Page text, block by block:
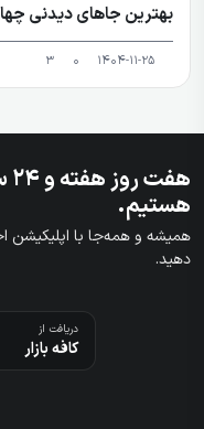
بهترین جاهای دیدنی
3
هستیم.
همیشه و همه‌جا با اپلیکیشن
دهید.
دریافت از
کافه بازار